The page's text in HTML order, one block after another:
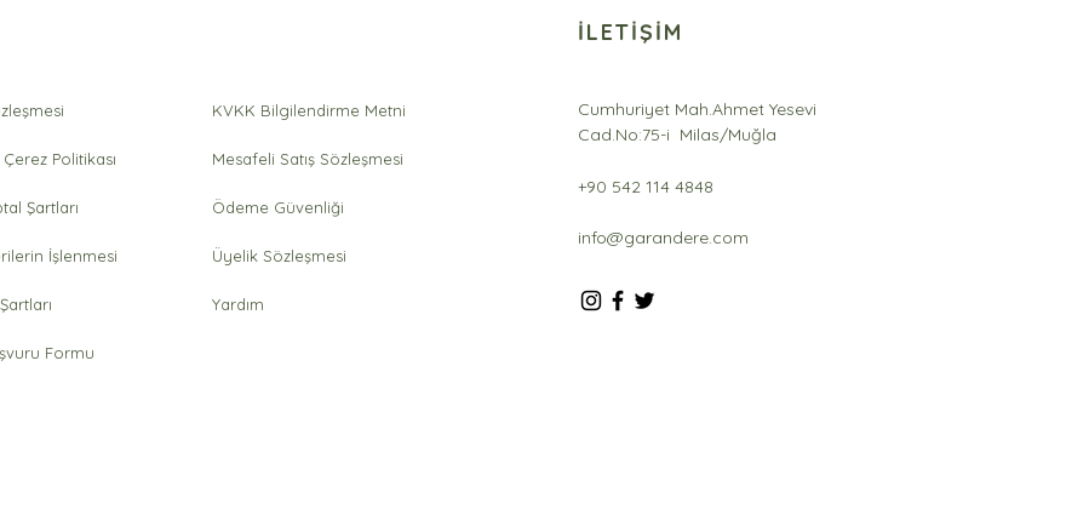
Politikası
Şartları
İşlenmesi
Formu
KVKK Bilgilendirme Metni
Mesafeli Satış Sözleşmesi
Ödeme Güvenliği
Üyelik Sözleşmesi
Yardım
İLETİŞİM
Cumhuriyet Mah.Ahmet Yesevi
Cad.No:75-i Milas/Muğla
+90 542 114 4848
info@garandere.com